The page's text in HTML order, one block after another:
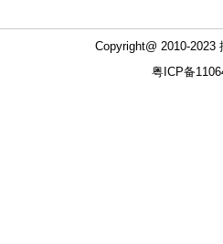
LS企业战略规划书.doc
北京XX人力资源部三年规划